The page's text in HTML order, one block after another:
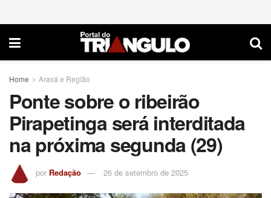
Home Araxá e Região
Ponte sobre o ribeirão
Pirapetinga será interditada
na próxima segunda (29)
por Redação 26 de setembro de 2025